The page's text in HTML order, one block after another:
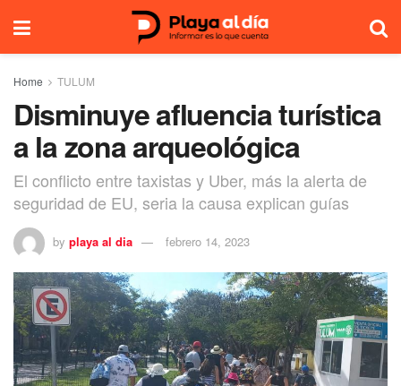
Home TULUM
Disminuye afluencia turística
a la zona arqueológica
El conflicto entre taxistas y Uber, más la alerta de
seguridad de EU, seria la causa explican guías
by playa al dia febrero 14, 2023